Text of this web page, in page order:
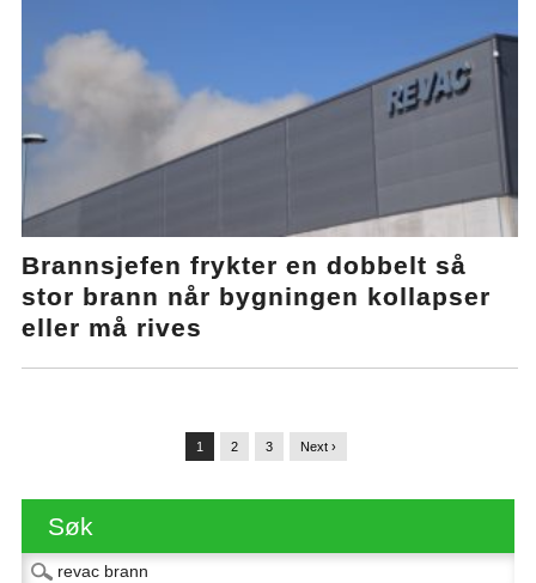
Brannsjefen frykter en dobbelt så
stor brann når bygningen kollapser
eller må rives
1 2 3 Next ›
Søk
Søk etter: